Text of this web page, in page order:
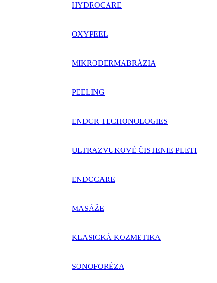
HYDROCARE
OXYPEEL
MIKRODERMABRÁZIA
PEELING
ENDOR TECHONOLOGIES
ULTRAZVUKOVÉ ČISTENIE PLETI
ENDOCARE
MASÁŽE
KLASICKÁ KOZMETIKA
SONOFORÉZA